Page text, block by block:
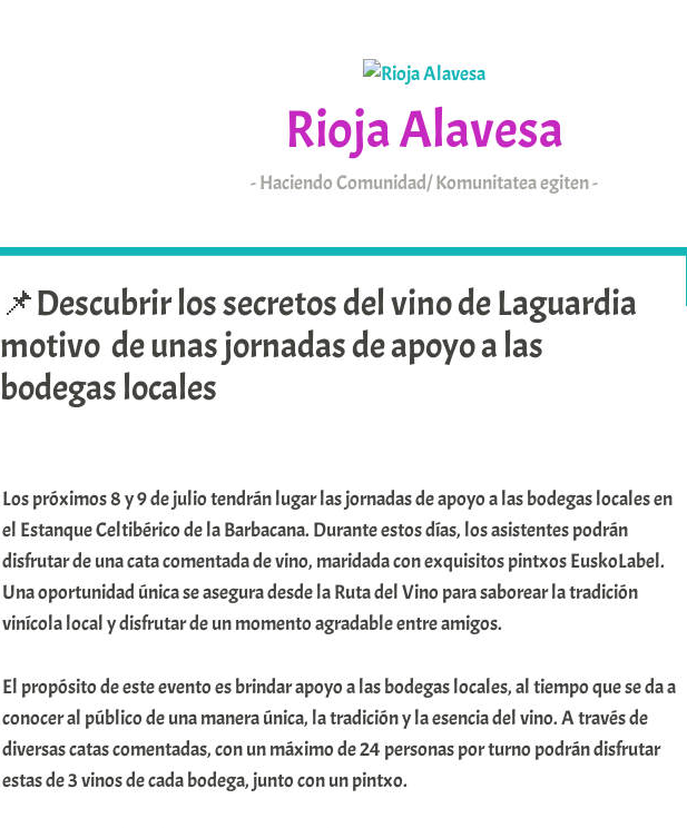
Rioja Alavesa
Haciendo Comunidad/ Komunitatea egiten
📌Descubrir los secretos del vino de Laguardia
motivo de unas jornadas de apoyo a las
bodegas locales
Los próximos 8 y 9 de julio tendrán lugar las jornadas de apoyo a las bodegas locales en
el Estanque Celtibérico de la Barbacana. Durante estos días, los asistentes podrán
disfrutar de una cata comentada de vino, maridada con exquisitos pintxos EuskoLabel.
Una oportunidad única se asegura desde la Ruta del Vino para saborear la tradición
vinícola local y disfrutar de un momento agradable entre amigos.
El propósito de este evento es brindar apoyo a las bodegas locales, al tiempo que se da a
conocer al público de una manera única, la tradición y la esencia del vino. A través de
diversas catas comentadas, con un máximo de 24 personas por turno podrán disfrutar
estas de 3 vinos de cada bodega, junto con un pintxo.